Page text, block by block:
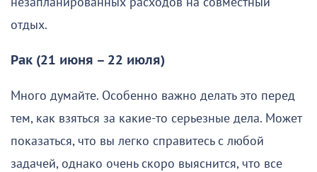
отдых.
Рак (21 июня – 22 июля)
Много думайте. Особенно важно делать это перед
тем, как взяться за какие-то серьезные дела. Может
показаться, что вы легко справитесь с любой
задачей, однако очень скоро выяснится, что все